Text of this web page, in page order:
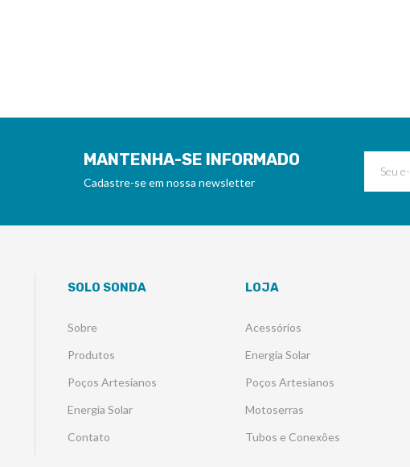
MANTENHA-SE INFORMADO
Cadastre-se em nossa newsletter
SOLO SONDA
Sobre
Produtos
Poços Artesianos
Energia Solar
Contato
LOJA
Acessórios
Energia Solar
Poços Artesianos
Motoserras
Tubos e Conexões